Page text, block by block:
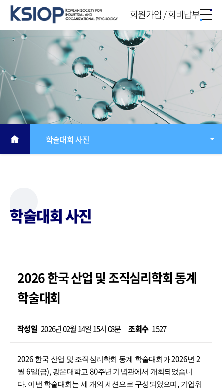
회원가입 / 회비납부
학술대회 사진
학술대회 사진
2026 한국 산업 및 조직심리학회 동계
학술대회
작성일 2026년 02월 14일 15시 08분 조회수 1527
2026 한국 산업 및 조직심리학회 동계 학술대회가2026년 2
월 6일(금), 광운대학교 80주년 기념관에서 개최되었습니
다. 이번 학술대회는 세 개의 세션으로 구성되었으며 , 기업워